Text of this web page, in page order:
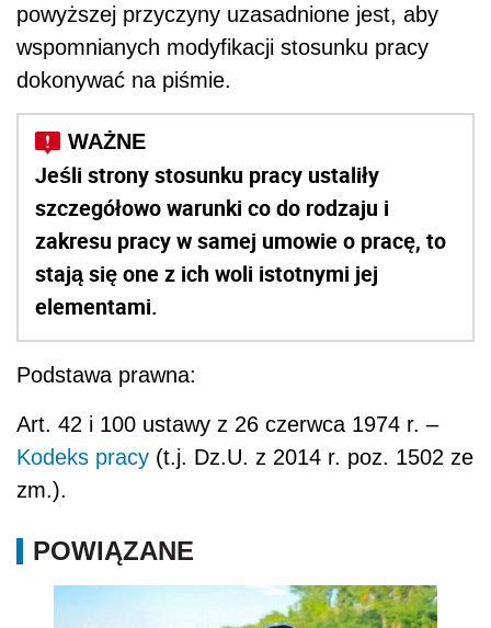
powyższej przyczyny uzasadnione jest, aby
wspomnianych modyfikacji stosunku pracy
dokonywać na piśmie.
Jeśli strony stosunku pracy ustaliły
szczegółowo warunki co do rodzaju i
zakresu pracy w samej umowie o pracę, to
stają się one z ich woli istotnymi jej
elementami.
Podstawa prawna:
Art. 42 i 100 ustawy z 26 czerwca 1974 r. –
Kodeks pracy (t.j. Dz.U. z 2014 r. poz. 1502 ze
zm.).
POWIĄZANE